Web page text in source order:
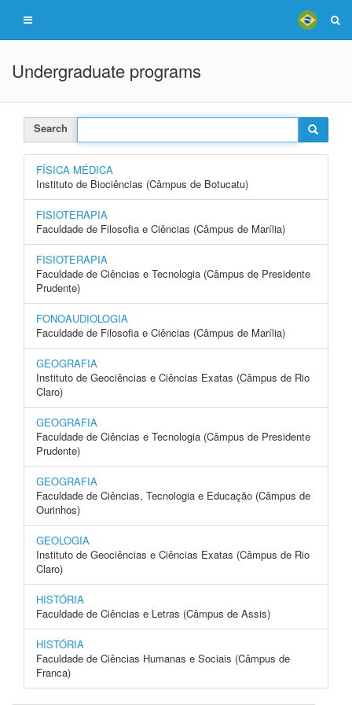
Undergraduate programs
Search
FÍSICA MÉDICA
Instituto de Biociências (Câmpus de Botucatu)
FISIOTERAPIA
Faculdade de Filosofia e Ciências (Câmpus de Marília)
FISIOTERAPIA
Faculdade de Ciências e Tecnologia (Câmpus de Presidente
Prudente)
FONOAUDIOLOGIA
Faculdade de Filosofia e Ciências (Câmpus de Marília)
GEOGRAFIA
Instituto de Geociências e Ciências Exatas (Câmpus de Rio
Claro)
GEOGRAFIA
Faculdade de Ciências e Tecnologia (Câmpus de Presidente
Prudente)
GEOGRAFIA
Faculdade de Ciências, Tecnologia e Educação (Câmpus de
Ourinhos)
GEOLOGIA
Instituto de Geociências e Ciências Exatas (Câmpus de Rio
Claro)
HISTÓRIA
Faculdade de Ciências e Letras (Câmpus de Assis)
HISTÓRIA
Faculdade de Ciências Humanas e Sociais (Câmpus de
Franca)